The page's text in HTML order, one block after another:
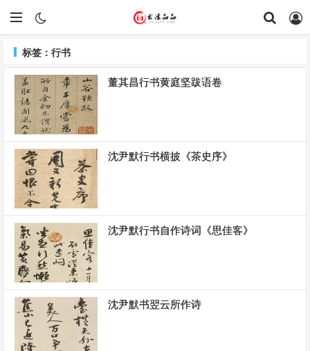
标签：行书
董其昌行书黄庭坚跋语卷
沈尹默行书横披《茶史序》
沈尹默行书自作诗词《思佳客》
沈尹默书翌云所作诗